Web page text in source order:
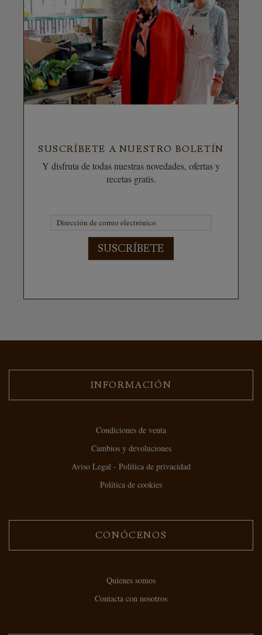
SUSCRÍBETE A NUESTRO BOLETÍN
Y disfruta de todas nuestras novedades, ofertas y
recetas gratis.
SUSCRÍBETE
INFORMACIÓN
Condiciones de venta
Cambios y devoluciones
Aviso Legal - Política de privacidad
Política de cookies
CONÓCENOS
Quienes somos
Contacta con nosotros